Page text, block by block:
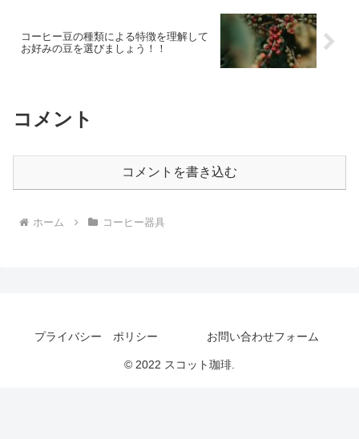
コーヒー豆の種類による特徴を理解して
お好みの豆を選びましょう！！
コメント
コメントを書き込む
ホーム コーヒー器具
プライバシー ポリシー お問い合わせフォーム
© 2022 スコット珈琲.